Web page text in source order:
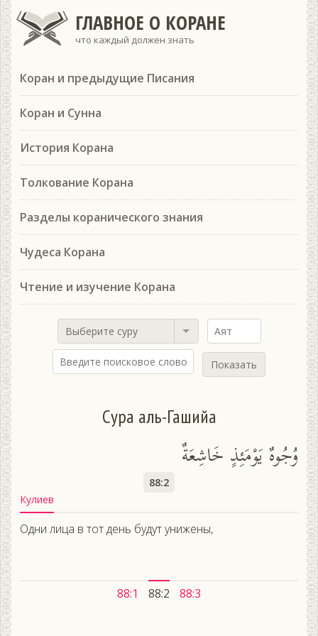
ГЛАВНОЕ О КОРАНЕ
что каждый должен знать
Коран и предыдущие Писания
Коран и Сунна
История Корана
Толкование Корана
Разделы коранического знания
Чудеса Корана
Чтение и изучение Корана
Выберите суру
Показать
Сура аль-Гашийа
وُجُوهٌ يَوْمَئِذٍ خَاشِعَةٌ
88:2
Кулиев
Одни лица в тот день будут унижены,
88:1 88:2 88:3